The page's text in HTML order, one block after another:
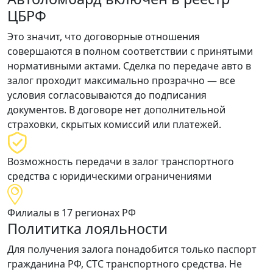
ЦБРФ
Это значит, что договорные отношения
совершаются в полном соответствии с принятыми
нормативными актами. Сделка по передаче авто в
залог проходит максимально прозрачно — все
условия согласовываются до подписания
документов. В договоре нет дополнительной
страховки, скрытых комиссий или платежей.
Возможность передачи в залог транспортного
средства с юридическими ограничениями
Филиалы в 17 регионах РФ
Полититка лояльности
Для получения залога понадобится только паспорт
гражданина РФ, СТСтранспортного средства. Не